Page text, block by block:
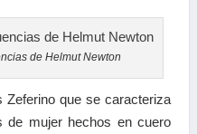
de Helmut Newton
Zeferino que se caracteriza
de mujer hechos en cuero